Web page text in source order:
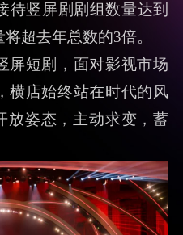
待竖屏剧剧组数量达到
超去年总数的3倍。
屏短剧，面对影视市场
横店始终站在时代的风
放姿态，主动求变，蓄